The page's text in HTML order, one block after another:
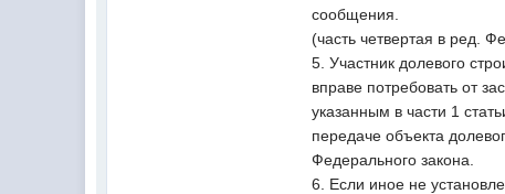
сообщения.
(часть четвертая в ред.
5. Участник долевого
вправе потребовать от
указанным в части 1
передаче объекта
Федерального закона.
6. Если иное не